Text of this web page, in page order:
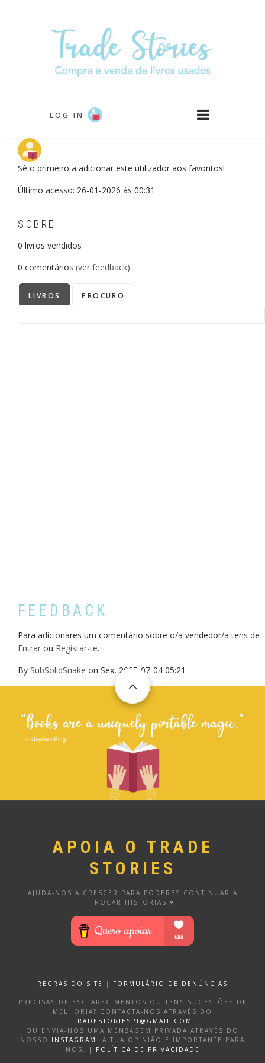
LOG IN
Sê o primeiro a adicionar este utilizador aos favoritos!
Último acesso: 26-01-2026 às 00:31
SOBRE
0 livros vendidos
0 comentários (ver feedback)
LIVROS PROCURO
FEEDBACK
Para adicionares um comentário sobre o/a vendedor/a tens de
Entrar ou Registar-te.
By SubSolidSnake on Sex, 2025-07-04 05:21
APOIA O TRADE
STORIES
AJUDA-NOS A CRESCER PARA PODERES CONTINUAR A
TROCAR HISTÓRIAS ♥
REGRAS DO SITE | FORMULÁRIO DE DENÚNCIAS
PRECISAS DE ESCLARECIMENTOS OU TENS SUGESTÕES DE
MELHORIA? CONTACTA-NOS ATRAVÉS DO
TRADESTORIESPT@GMAIL.COM
OU ENVIA-NOS UMA MENSAGEM PRIVADA ATRAVÉS DO
NOSSO INSTAGRAM
. A TUA OPINIÃO É IMPORTANTE PARA
NÓS. |
POLÍTICA DE PRIVACIDADE